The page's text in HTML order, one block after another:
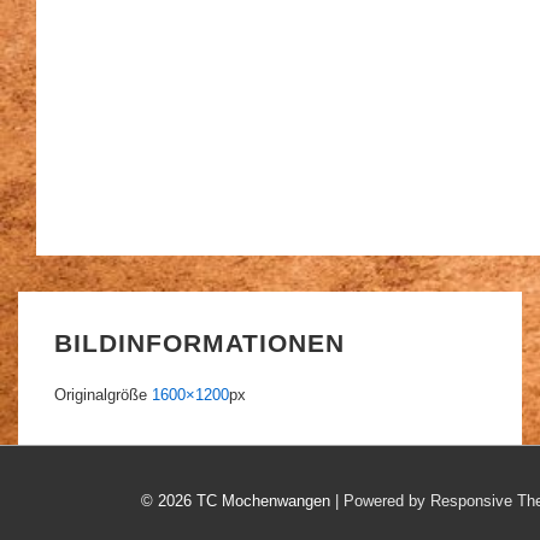
BILDINFORMATIONEN
Originalgröße 1600×1200px
© 2026 TC Mochenwangen | Powered by Responsive